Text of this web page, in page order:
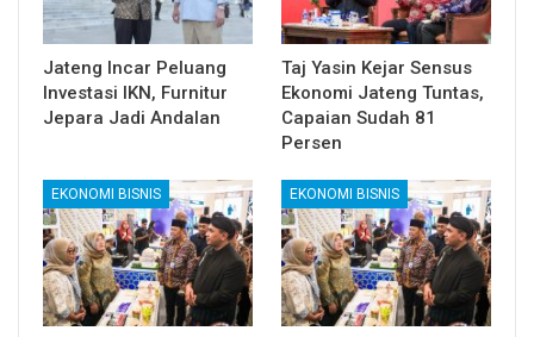
Jateng Incar Peluang
Investasi IKN, Furnitur
Jepara Jadi Andalan
Taj Yasin Kejar Sensus
Ekonomi Jateng Tuntas,
Capaian Sudah 81
Persen
EKONOMI BISNIS EKONOMI BISNIS